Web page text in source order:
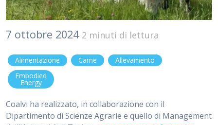
7 ottobre 2024 2 minuti di lettura
Alimentazione Carne
Allevamento
Embodied
Energy
Coalvi ha realizzato, in collaborazione con il
Dipartimento di Scienze Agrarie e quello di Management